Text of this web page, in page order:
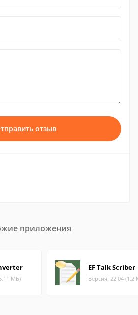
отзыв
приложения
МБ)
EF Talk Scriber
Версия: 22.04 (1.2